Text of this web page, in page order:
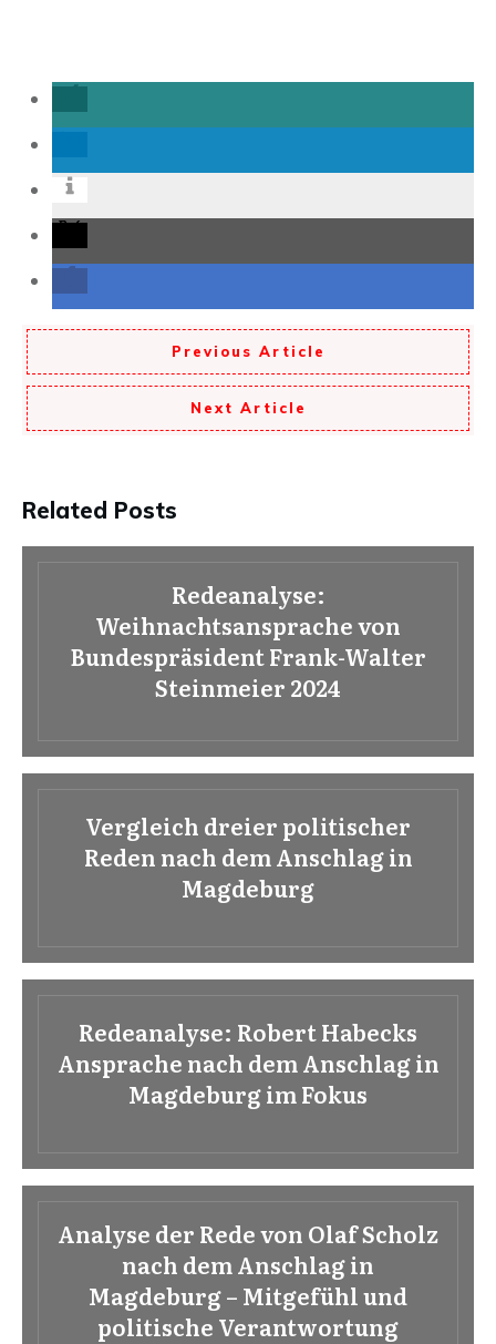
Previous Article
Next Article
Related Posts
Redeanalyse:
Weihnachtsansprache von
Bundespräsident Frank-Walter
Steinmeier 2024
Vergleich dreier politischer
Reden nach dem Anschlag in
Magdeburg
Redeanalyse: Robert Habecks
Ansprache nach dem Anschlag in
Magdeburg im Fokus
Analyse der Rede von Olaf Scholz
nach dem Anschlag in
Magdeburg – Mitgefühl und
politische Verantwortung